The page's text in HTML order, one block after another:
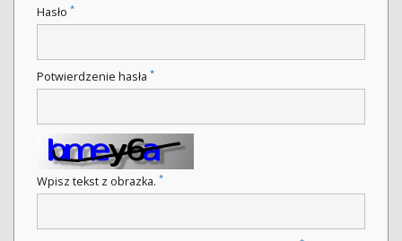
Hasło *
Potwierdzenie hasła *
Wpisz tekst z obrazka. *